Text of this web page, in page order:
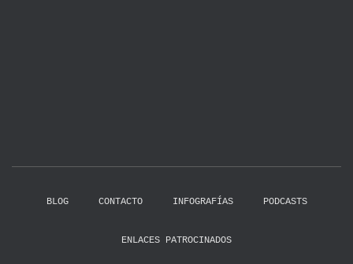
BLOG CONTACTO INFOGRAFÍAS PODCASTS
ENLACES PATROCINADOS